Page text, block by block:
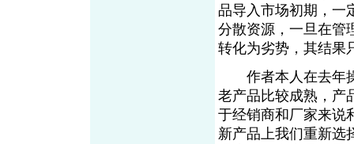
品导入市场初期，一
分散资源，一旦在管
转化为劣势，其结
作者本人在去年操
老产品比较成熟，产
于经销商和厂家来说
新产品上我们重新选